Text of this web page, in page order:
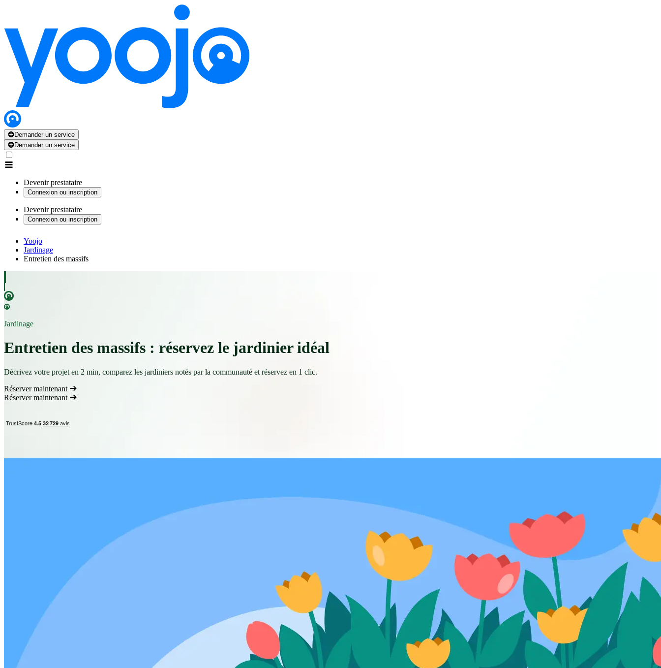
Demander un service
Demander un service
Devenir prestataire
Connexion ou inscription
Devenir prestataire
Connexion ou inscription
Yoojo
Jardinage
Entretien des massifs
Jardinage
Entretien des massifs : réservez le jardinier idéal
Décrivez votre projet en 2 min, comparez les jardiniers notés par la communauté et réservez en 1 clic.
Réserver maintenant
Réserver maintenant